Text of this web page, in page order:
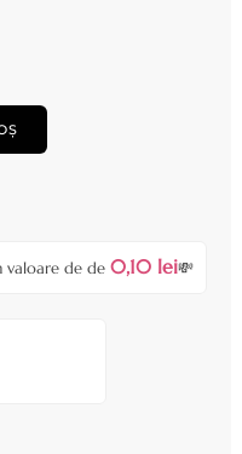
valoare de de 0,10 lei💸